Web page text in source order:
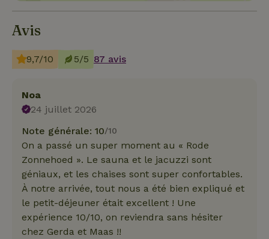
Avis
9,7/10 5/5 87 avis
Noa
24 juillet 2026
Note générale: 10/10
On a passé un super moment au « Rode
Zonnehoed ». Le sauna et le jacuzzi sont
géniaux, et les chaises sont super confortables.
À notre arrivée, tout nous a été bien expliqué et
le petit-déjeuner était excellent ! Une
expérience 10/10, on reviendra sans hésiter
chez Gerda et Maas !!